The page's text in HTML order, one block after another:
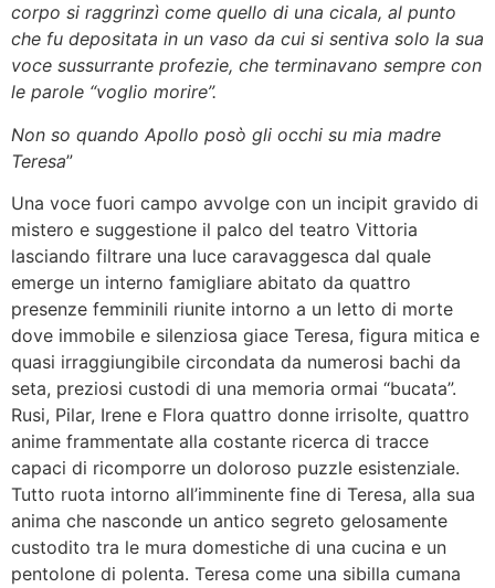
corpo si raggrinzì come quello di una cicala, al punto
che fu depositata in un vaso da cui si sentiva solo la sua
voce sussurrante profezie, che terminavano sempre con
le parole “voglio morire”.
Non so quando Apollo posò gli occhi su mia madre
Teresa”
Una voce fuori campo avvolge con un incipit gravido di
mistero e suggestione il palco del teatro Vittoria
lasciando filtrare una luce caravaggesca dal quale
emerge un interno famigliare abitato da quattro
presenze femminili riunite intorno a un letto di morte
dove immobile e silenziosa giace Teresa, figura mitica e
quasi irraggiungibile circondata da numerosi bachi da
seta, preziosi custodi di una memoria ormai “bucata”.
Rusi, Pilar, Irene e Flora quattro donne irrisolte, quattro
anime frammentate alla costante ricerca di tracce
capaci di ricomporre un doloroso puzzle esistenziale.
Tutto ruota intorno all’imminente fine di Teresa, alla sua
anima che nasconde un antico segreto gelosamente
custodito tra le mura domestiche di una cucina e un
pentolone di polenta. Teresa come una sibilla cumana